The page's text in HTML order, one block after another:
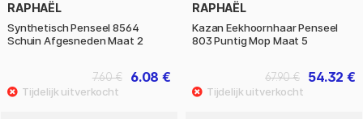
RAPHAËL
Synthetisch Penseel 8564
Schuin Afgesneden Maat 2
6.08 €
7.60 €
RAPHAËL
Kazan Eekhoornhaar Penseel
803 Puntig Mop Maat 5
54.32 €
67.90 €